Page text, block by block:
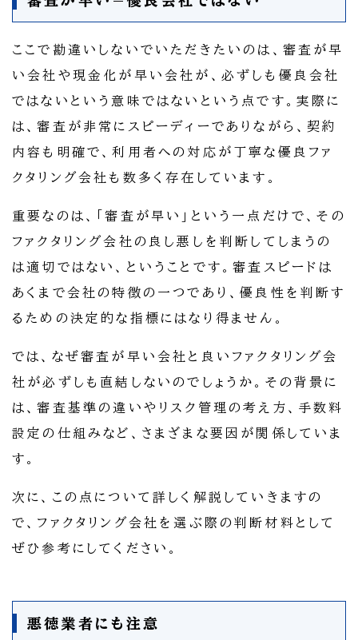
ここで勘違いしないでいただきたいのは、審査が早
い会社や現金化が早い会社が、必ずしも優良会社
ではないという意味ではないという点です。実際に
は、審査が非常にスピーディーでありながら、契約
内容も明確で、利用者への対応が丁寧な優良ファ
クタリング会社も数多く存在しています。
重要なのは、「審査が早い」という一点だけで、その
ファクタリング会社の良し悪しを判断してしまうの
は適切ではない、ということです。審査スピードは
あくまで会社の特徴の一つであり、優良性を判断す
るための決定的な指標にはなり得ません。
では、なぜ審査が早い会社と良いファクタリング会
社が必ずしも直結しないのでしょうか。その背景に
は、審査基準の違いやリスク管理の考え方、手数料
設定の仕組みなど、さまざまな要因が関係していま
す。
次に、この点について詳しく解説していきますの
で、ファクタリング会社を選ぶ際の判断材料として
ぜひ参考にしてください。
悪徳業者にも注意